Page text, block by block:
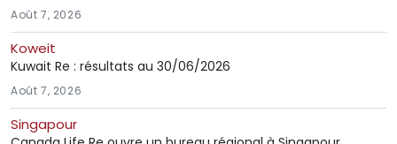
Août 7, 2026
Koweit
Kuwait Re : résultats au 30/06/2026
Août 7, 2026
Singapour